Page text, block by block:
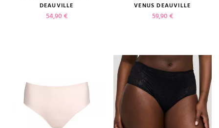
DEAUVILLE
Prix
54,90 €
VENUS DEAUVILLE
Prix
59,90 €